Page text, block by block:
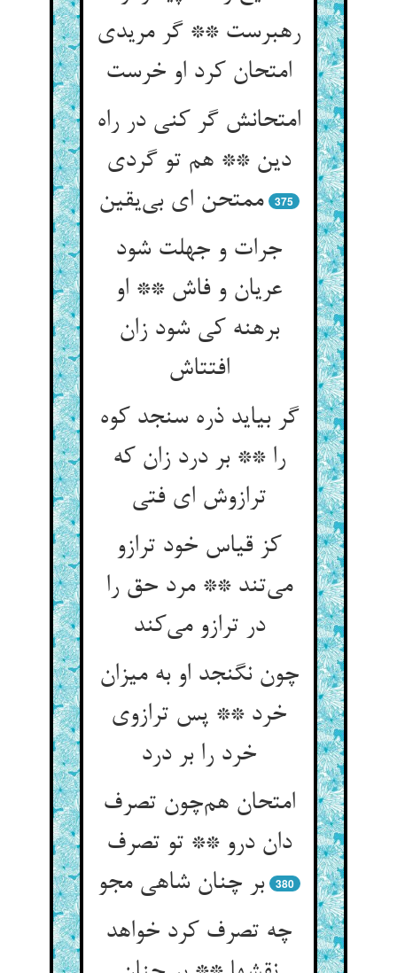
رهبرست ** گر مریدی
امتحان کرد او خرست
امتحانش گر کنی در راه
دین ** هم تو گردی
ممتحن ای بی‌یقین
375
جرات و جهلت شود
عریان و فاش ** او
برهنه کی شود زان
افتتاش
گر بیاید ذره سنجد کوه
را ** بر درد زان که
ترازوش ای فتی
کز قیاس خود ترازو
می‌تند ** مرد حق را
در ترازو می‌کند
چون نگنجد او به میزان
خرد ** پس ترازوی
خرد را بر درد
امتحان هم‌چون تصرف
دان درو ** تو تصرف
بر چنان شاهی مجو
380
چه تصرف کرد خواهد